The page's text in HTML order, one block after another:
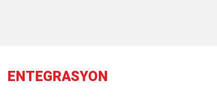
ENTEGRASYON